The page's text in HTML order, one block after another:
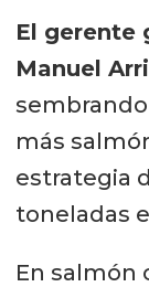
El gerente
Manuel
más
estrategia
toneladas
En salmón